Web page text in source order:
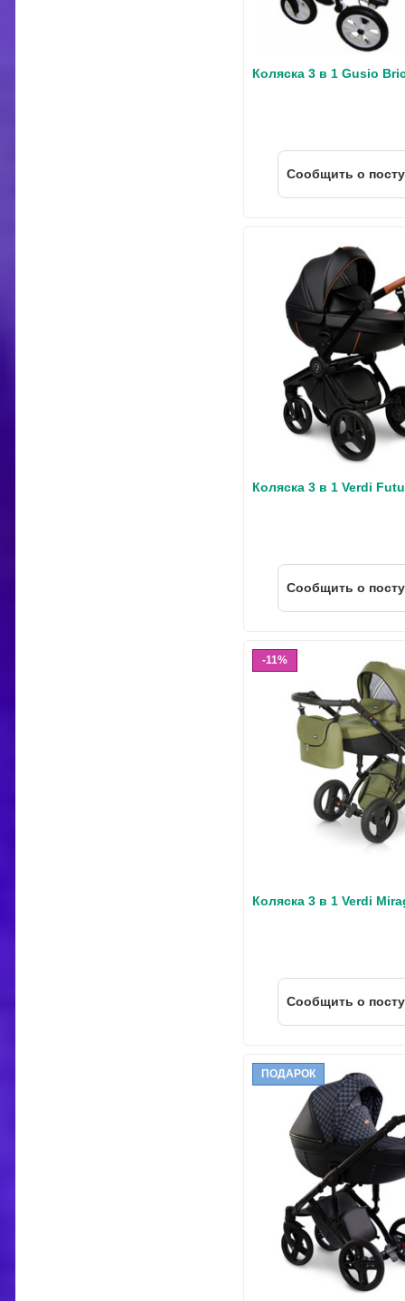
Коляска 3 в 1 Gusio
Cообщить о
Коляска 3 в 1 Verdi
Cообщить о
11%
Коляска 3 в 1 Verdi
Cообщить о
ПОДАРОК